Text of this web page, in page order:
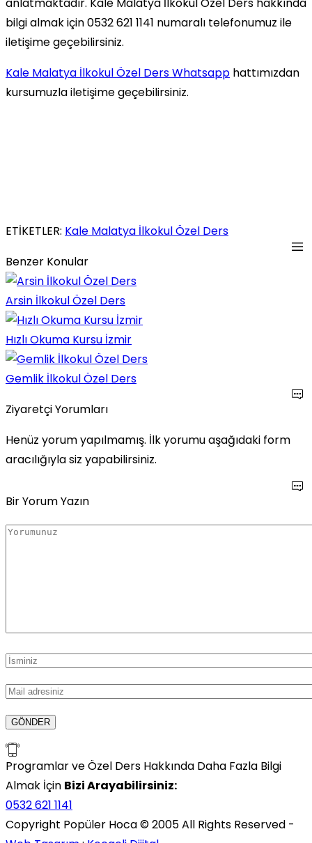
anlatmaktadır. Kale Malatya İlkokul Özel Ders hakkında
bilgi almak için 0532 621 1141 numaralı telefonumuz ile
iletişime geçebilirsiniz.
Kale Malatya İlkokul Özel Ders Whatsapp hattımızdan
kursumuzla iletişime geçebilirsiniz.
ETİKETLER: Kale Malatya İlkokul Özel Ders
Benzer Konular
Arsin İlkokul Özel Ders
Hızlı Okuma Kursu İzmir
Gemlik İlkokul Özel Ders
Ziyaretçi Yorumları
Henüz yorum yapılmamış. İlk yorumu aşağıdaki form
aracılığıyla siz yapabilirsiniz.
Bir Yorum Yazın
Programlar ve Özel Ders Hakkında Daha Fazla Bilgi
Almak İçin Bizi Arayabilirsiniz:
0532 621 1141
Copyright Popüler Hoca © 2005 All Rights Reserved -